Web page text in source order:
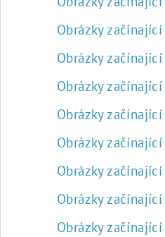
Obrázky
Obrázky
Obrázky
Obrázky
Obrázky
Obrázky
Obrázky
Obrázky